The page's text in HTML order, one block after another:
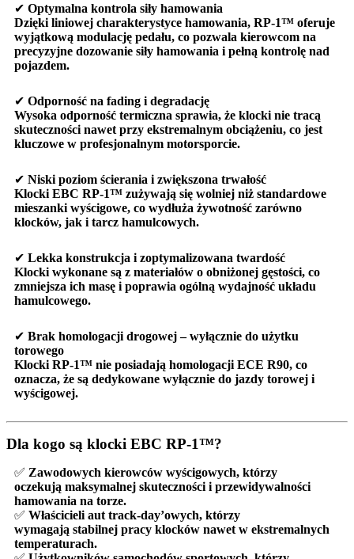
✔ Optymalna kontrola siły hamowania
Dzięki liniowej charakterystyce hamowania, RP-1™ oferuje
wyjątkową modulację pedału, co pozwala kierowcom na
precyzyjne dozowanie siły hamowania i pełną kontrolę nad
pojazdem.
✔ Odporność na fading i degradację
Wysoka odporność termiczna sprawia, że klocki nie tracą
skuteczności nawet przy ekstremalnym obciążeniu, co jest
kluczowe w profesjonalnym motorsporcie.
✔ Niski poziom ścierania i zwiększona trwałość
Klocki EBC RP-1™ zużywają się wolniej niż standardowe
mieszanki wyścigowe, co wydłuża żywotność zarówno
klocków, jak i tarcz hamulcowych.
✔ Lekka konstrukcja i zoptymalizowana twardość
Klocki wykonane są z materiałów o obniżonej gęstości, co
zmniejsza ich masę i poprawia ogólną wydajność układu
hamulcowego.
✔ Brak homologacji drogowej – wyłącznie do użytku
torowego
Klocki RP-1™ nie posiadają homologacji ECE R90, co
oznacza, że są dedykowane wyłącznie do jazdy torowej i
wyścigowej.
Dla kogo są klocki EBC RP-1™?
✅ Zawodowych kierowców wyścigowych, którzy
oczekują maksymalnej skuteczności i przewidywalności
hamowania na torze.
✅ Właścicieli aut track-day’owych, którzy
wymagają stabilnej pracy klocków nawet w ekstremalnych
temperaturach.